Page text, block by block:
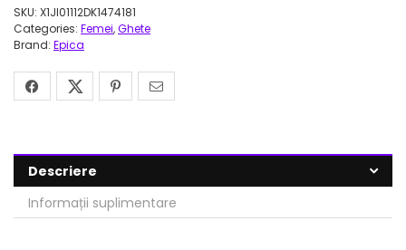
SKU: X1JI01112DK1474181
Categories: Femei,Ghete
Brand: Epica
Descriere
Informații suplimentare